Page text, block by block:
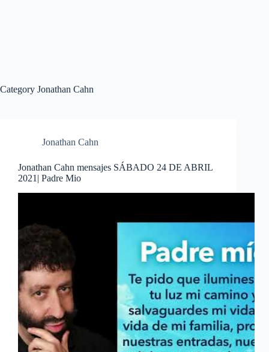
Category Jonathan Cahn
Jonathan Cahn
Jonathan Cahn mensajes SÁBADO 24 DE ABRIL
2021| Padre Mio